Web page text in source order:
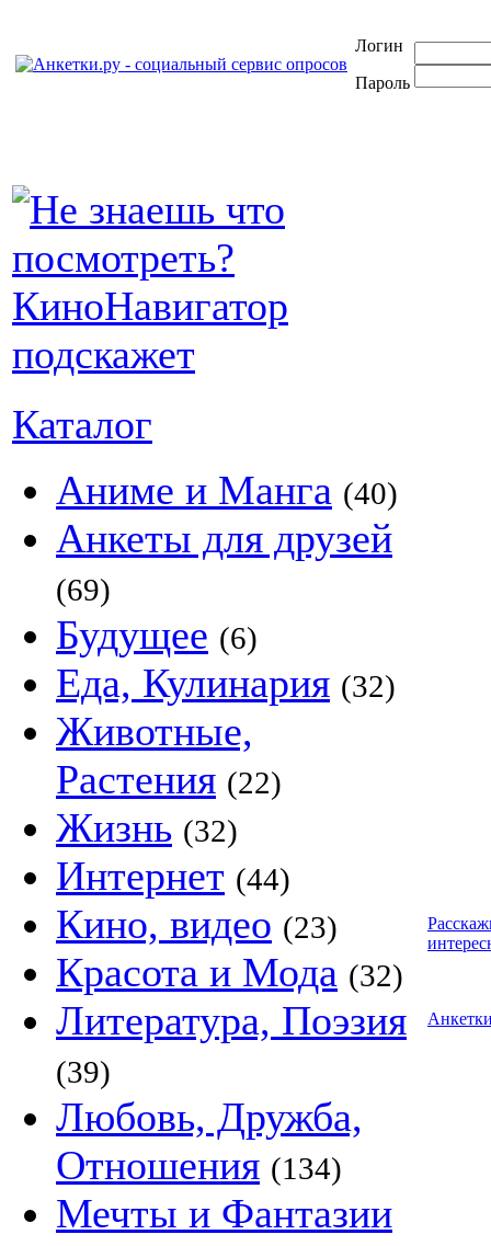
Логин
Пароль
Каталог
Аниме и Манга (40)
Анкеты для друзей
(69)
Будущее (6)
Еда, Кулинария (32)
Животные,
Растения (22)
Жизнь (32)
Интернет (44)
Кино, видео (23)
Красота и Мода (32)
Литература, Поэзия
(39)
Любовь, Дружба,
Отношения (134)
Мечты и Фантазии